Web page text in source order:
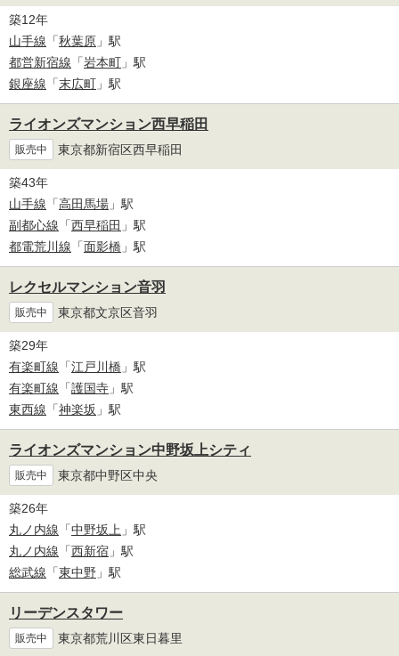
築12年
山手線 「秋葉原 」駅
都営新宿線 「岩本町 」駅
銀座線 「末広町 」駅
ライオンズマンション西早稲田
販売中 東京都新宿区西早稲田
築43年
山手線 「高田馬場 」駅
副都心線 「西早稲田 」駅
都電荒川線 「面影橋 」駅
レクセルマンション音羽
販売中 東京都文京区音羽
築29年
有楽町線 「江戸川橋 」駅
有楽町線 「護国寺 」駅
東西線 「神楽坂 」駅
ライオンズマンション中野坂上シティ
販売中 東京都中野区中央
築26年
丸ノ内線 「中野坂上 」駅
丸ノ内線 「西新宿 」駅
総武線 「東中野 」駅
リーデンスタワー
販売中 東京都荒川区東日暮里